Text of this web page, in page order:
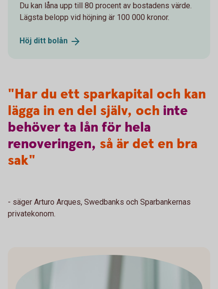
Du kan låna upp till 80 procent av bostadens värde.
Lägsta belopp vid höjning är 100 000 kronor.
Höj ditt bolån
"Har du ett sparkapital och kan
lägga in en del själv, och inte
behöverta lån för hela
renoveringen, så är det en bra
sak"
- säger Arturo Arques, Swedbanks och Sparbankernas
privatekonom.